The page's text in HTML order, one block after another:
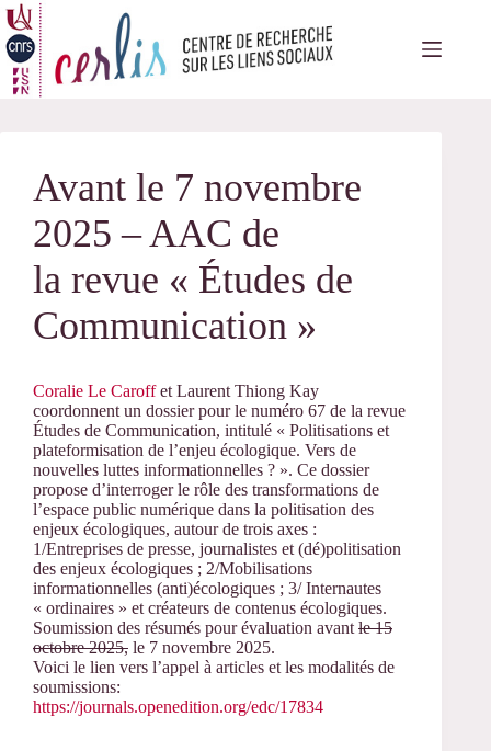
Passer
au
contenu
Avant le 7 novembre
2025 – AAC de
la revue « Études de
Communication »
Coralie Le Caroffet Laurent Thiong Kay
coordonnent un dossier pour le numéro 67 de la revue
Études de Communication, intitulé « Politisations et
plateformisation de l’enjeu écologique. Vers de
nouvelles luttes informationnelles ? ». Ce dossier
propose d’interroger le rôle des transformations de
l’espace public numérique dans la politisation des
enjeux écologiques, autour de trois axes :
1/Entreprises de presse, journalistes et (dé)politisation
des enjeux écologiques ; 2/Mobilisations
informationnelles (anti)écologiques ; 3/ Internautes
« ordinaires » et créateurs de contenus écologiques.
Soumission des résumés pour évaluation avant le 15
octobre 2025, le 7 novembre 2025.
Voici le lien vers l’appel à articles et les modalités de
soumissions:
https://journals.openedition.org/edc/17834